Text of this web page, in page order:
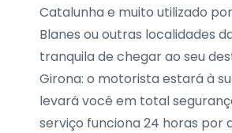
Catalunha e muito utilizado
Blanes ou outras localidades
tranquila de chegar ao seu
Girona: o motorista estará à
levará você em total
serviço funciona 24 horas por